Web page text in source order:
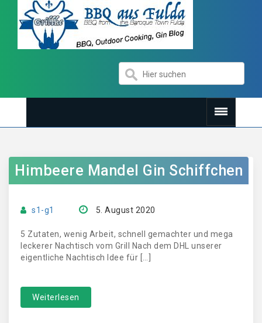
Himbeere Mandel Gin Schiffchen
s1-g1 5. August 2020
5 Zutaten, wenig Arbeit, schnell gemachter und mega
leckerer Nachtisch vom Grill Nach dem DHL unserer
eigentliche Nachtisch Idee für […]
Weiterlesen